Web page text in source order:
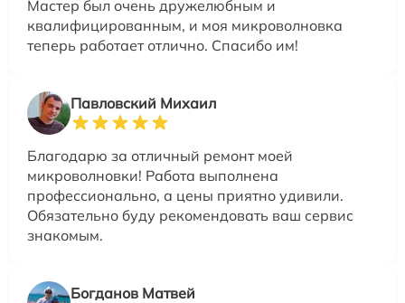
Мастер был очень дружелюбным и
квалифицированным, и моя микроволновка
теперь работает отлично. Спасибо им!
Павловский Михаил
Благодарю за отличный ремонт моей
микроволновки! Работа выполнена
профессионально, а цены приятно удивили.
Обязательно буду рекомендовать ваш сервис
знакомым.
Богданов Матвей